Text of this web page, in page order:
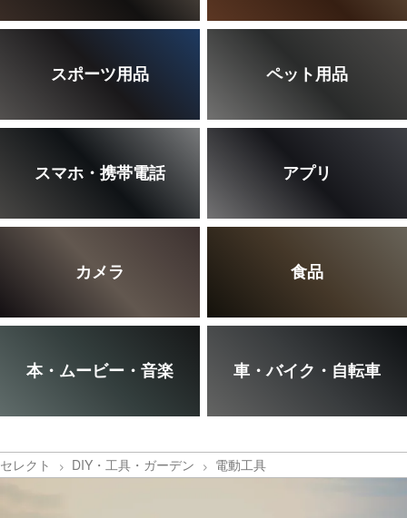
スポーツ用品 ペット用品
スマホ・携帯電話 アプリ
カメラ 食品
本・ムービー・音楽 車・バイク・自転車
セレクト DIY・工具・ガーデン 電動工具